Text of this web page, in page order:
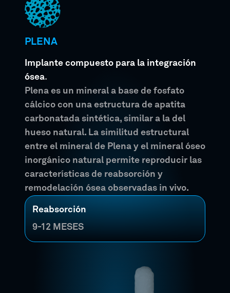
PLENA
Implante compuesto para la integración
ósea.
Plena es un mineral a base de fosfato
cálcico con una estructura de apatita
carbonatada sintética, similar a la del
hueso natural. La similitud estructural
entre el mineral de Plena y el mineral óseo
inorgánico natural permite reproducir las
características de reabsorción y
remodelación ósea observadas in vivo.
Reabsorción
9-12 MESES